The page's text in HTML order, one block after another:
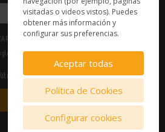
y se aplican la
de Privacidad
Enviar
visitadas o videos vistos). Puedes
obtener más información y
configurar sus preferencias.
Aceptar todas
Política de Cookies
Configurar cookies